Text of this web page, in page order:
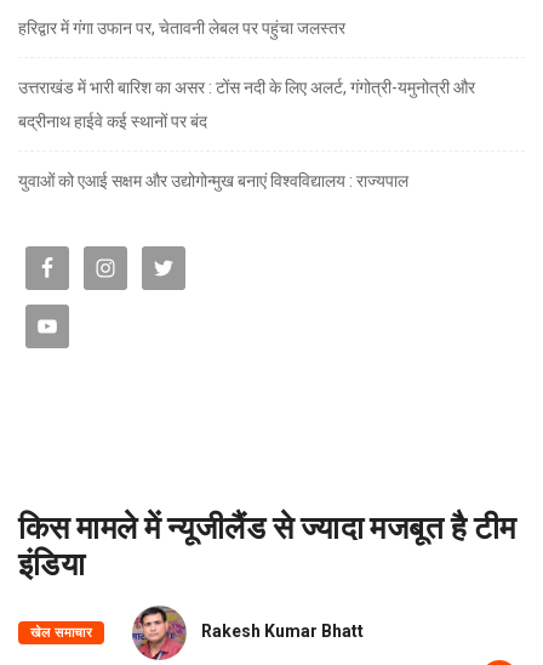
हरिद्वार में गंगा उफान पर, चेतावनी लेबल पर पहुंचा जलस्तर
उत्तराखंड में भारी बारिश का असर : टोंस नदी के लिए अलर्ट, गंगोत्री-यमुनोत्री और
बद्रीनाथ हाईवे कई स्थानों पर बंद
युवाओं को एआई सक्षम और उद्योगोन्मुख बनाएं विश्वविद्यालय : राज्यपाल
किस मामले में न्यूजीलैंड से ज्यादा मजबूत है टीम
इंडिया
खेल समाचार Rakesh Kumar Bhatt